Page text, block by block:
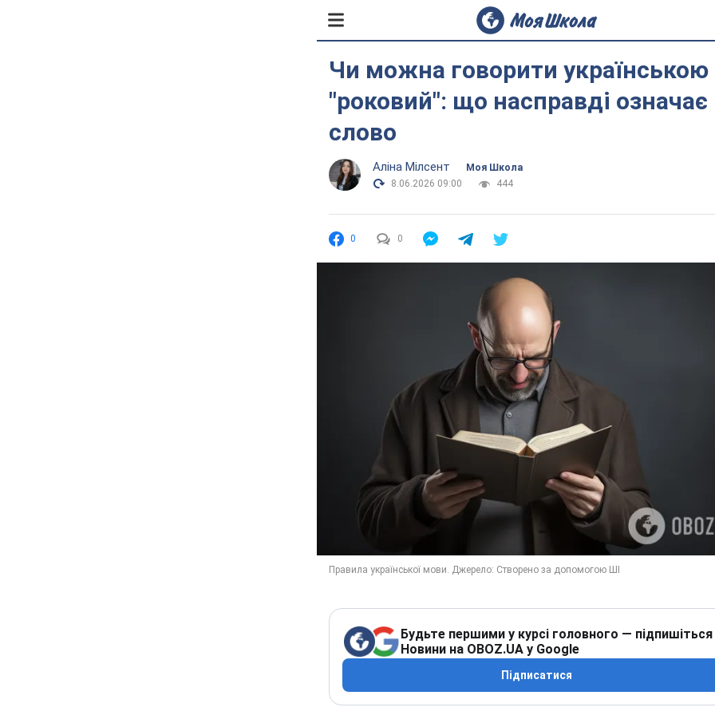
Чи можна говорити українською
"роковий": що насправді означає
слово
Аліна Мілсент
Моя Школа
8.06.2026 09:00
444
0 0
Будьте першими у курсі головного — підпишіться
Новини на OBOZ.UA у Google
Підписатися